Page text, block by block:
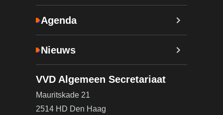
Agenda
Nieuws
VVD Algemeen Secretariaat
Mauritskade 21
2514 HD Den Haag